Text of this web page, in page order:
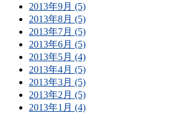
2013年9月 (5)
2013年8月 (5)
2013年7月 (5)
2013年6月 (5)
2013年5月 (4)
2013年4月 (5)
2013年3月 (5)
2013年2月 (5)
2013年1月 (4)